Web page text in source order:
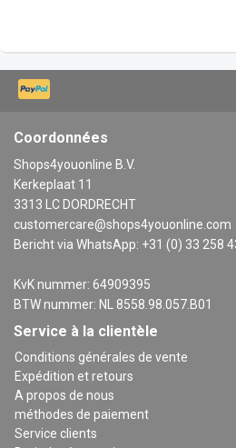
Coordonnées
Shops4youonline B.V.
Kerkeplaat 11
3313 LC DORDRECHT
customercare@shops4youonline.com
Bericht via WhatsApp: +31 (0) 33 258
KvK nummer: 64909395
BTW nummer: NL 8558.98.057.B01
Service à la clientèle
Conditions générales de vente
Expédition et retours
A propos de nous
méthodes de paiement
Service clients